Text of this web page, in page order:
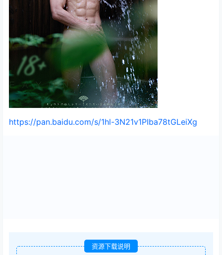
https://pan.baidu.com/s/1hl-3N21v1PIba78tGLeiXg
资源下载说明